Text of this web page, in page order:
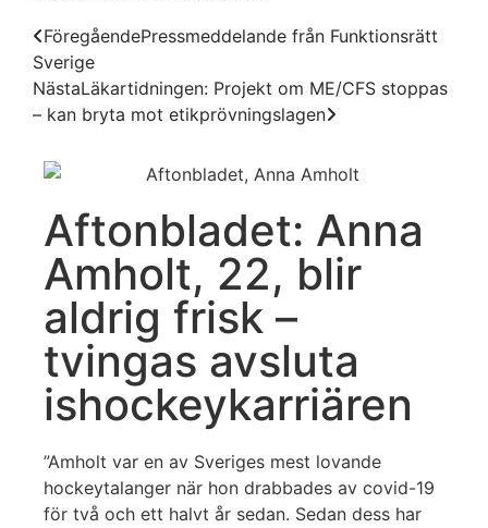
FöregåendePressmeddelande från Funktionsrätt
Sverige
NästaLäkartidningen: Projekt om ME/CFS stoppas
– kan bryta mot etikprövningslagen
Aftonbladet: Anna
Amholt, 22, blir
aldrig frisk –
tvingas avsluta
ishockeykarriären
”Amholt var en av Sveriges mest lovande
hockeytalanger när hon drabbades av covid-19
för två och ett halvt år sedan. Sedan dess har